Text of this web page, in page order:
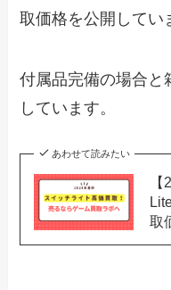
取価格を公開してい
付属品完備の場合と
しています。
あわせて読みたい
取